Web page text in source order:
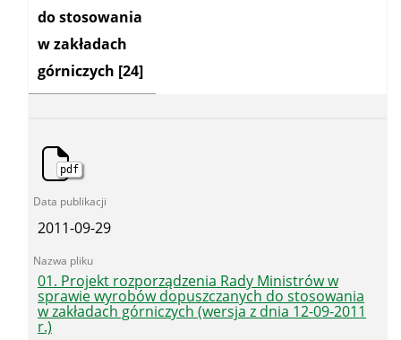
do stosowania
w zakładach
górniczych [24]
pdf
2011-09-29
01. Projekt rozporządzenia Rady Ministrów w
sprawie wyrobów dopuszczanych do stosowania
w zakładach górniczych (wersja z dnia 12-09-2011
r.)